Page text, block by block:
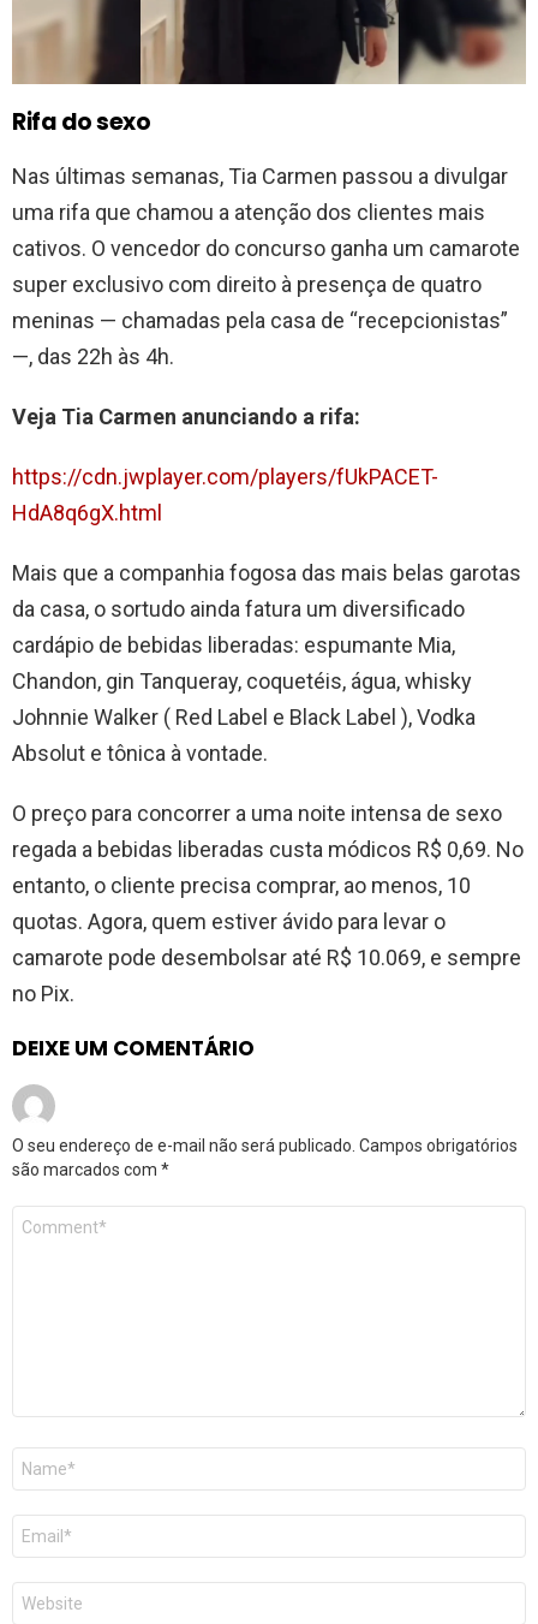
Rifa do sexo
Nas últimas semanas, Tia Carmen passou a divulgar
uma rifa que chamou a atenção dos clientes mais
cativos. O vencedor do concurso ganha um camarote
super exclusivo com direito à presença de quatro
meninas — chamadas pela casa de “recepcionistas”
—, das 22h às 4h.
Veja Tia Carmen anunciando a rifa:
https://cdn.jwplayer.com/players/fUkPACET-
HdA8q6gX.html
Mais que a companhia fogosa das mais belas garotas
da casa, o sortudo ainda fatura um diversificado
cardápio de bebidas liberadas: espumante Mia,
Chandon, gin Tanqueray, coquetéis, água, whisky
Johnnie Walker ( Red Label e Black Label ), Vodka
Absolut e tônica à vontade.
O preço para concorrer a uma noite intensa de sexo
regada a bebidas liberadas custa módicos R$ 0,69. No
entanto, o cliente precisa comprar, ao menos, 10
quotas. Agora, quem estiver ávido para levar o
camarote pode desembolsar até R$ 10.069, e sempre
no Pix.
DEIXE UM COMENTÁRIO
O seu endereço de e-mail não será publicado. Campos obrigatórios
são marcados com *
Comentário
Nome
E-
mail
*
Site